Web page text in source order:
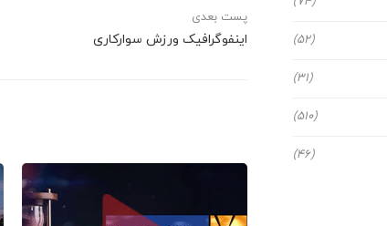
پست بعدی
اینفوگرافیک ورزش سوارکاری (52)
(31)
(510)
(46)